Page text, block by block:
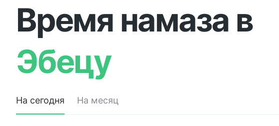
Время намаза в
Эбецу
На сегодня На месяц